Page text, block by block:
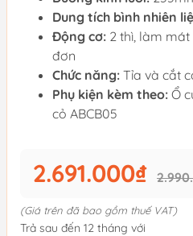
Dung tích bình nhiên
Động cơ: 2 thì, làm
đơn
Chức năng: Tỉa và cắt
Phụ kiện kèm theo: Ổ
cỏ ABCB05
2.691.000₫
(Giá trên đã bao gồm thuế VAT)
Trả sau đến 12 tháng với